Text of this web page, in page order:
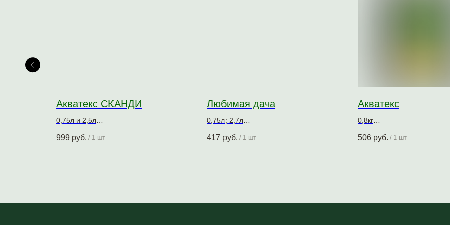
Акватекс СКАНДИ
0,75л и 2,5л
999 руб. / 1 шт
Любимая дача
0,75л; 2,7л
древесины
417 руб. / 1 шт
Акватекс
0,8кг
древесины
506 руб. / 1 шт